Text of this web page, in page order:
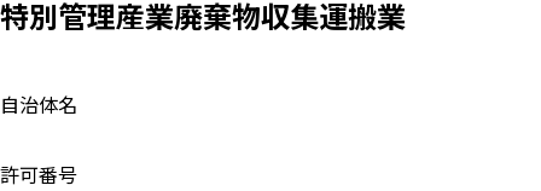
特別管理産業廃棄物収集運搬業
自治体名
許可番号